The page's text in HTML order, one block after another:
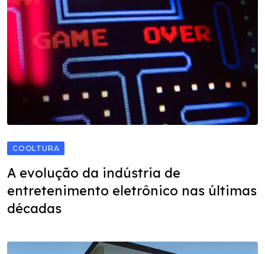
COOLTURA
A evolução da indústria de
entretenimento eletrônico nas últimas
décadas